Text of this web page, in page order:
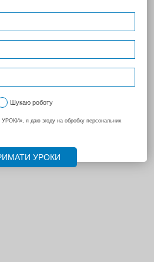
НН/РК
уменьшение суммыкомпенсации
услуг их поставщику, -
со дня получения такого расчета
накладной получателем